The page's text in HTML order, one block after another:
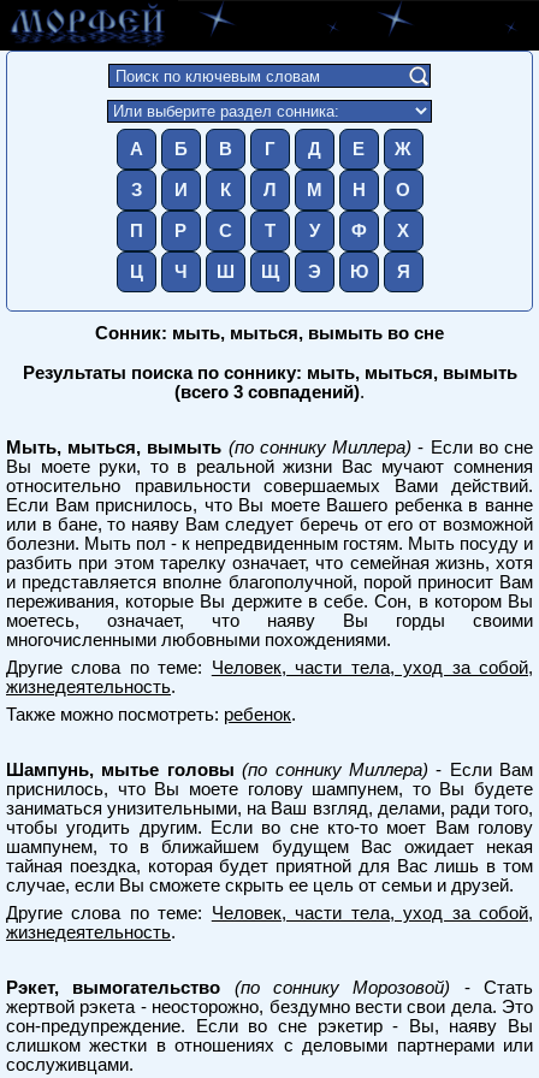
А Б В Г Д Е Ж
З И К Л М Н О
П Р С Т У Ф Х
Ц Ч Ш Щ Э Ю Я
Сонник: мыть, мыться, вымыть во сне
Результаты поиска по соннику: мыть, мыться, вымыть
(всего 3 совпадений).
Мыть, мыться, вымыть (по соннику Миллера) - Если во сне
Вы моете руки, то в реальной жизни Вас мучают сомнения
относительно правильности совершаемых Вами действий.
Если Вам приснилось, что Вы моете Вашего ребенка в ванне
или в бане, то наяву Вам следует беречь от его от возможной
болезни. Мыть пол - к непредвиденным гостям. Мыть посуду и
разбить при этом тарелку означает, что семейная жизнь, хотя
и представляется вполне благополучной, порой приносит Вам
переживания, которые Вы держите в себе. Сон, в котором Вы
моетесь, означает, что наяву Вы горды своими
многочисленными любовными похождениями.
Другие слова по теме: Человек, части тела, уход за собой,
жизнедеятельность.
Также можно посмотреть: ребенок.
Шампунь, мытье головы (по соннику Миллера) - Если Вам
приснилось, что Вы моете голову шампунем, то Вы будете
заниматься унизительными, на Ваш взгляд, делами, ради того,
чтобы угодить другим. Если во сне кто-то моет Вам голову
шампунем, то в ближайшем будущем Вас ожидает некая
тайная поездка, которая будет приятной для Вас лишь в том
случае, если Вы сможете скрыть ее цель от семьи и друзей.
Другие слова по теме: Человек, части тела, уход за собой,
жизнедеятельность.
Рэкет, вымогательство (по соннику Морозовой) - Стать
жертвой рэкета - неосторожно, бездумно вести свои дела. Это
сон-предупреждение. Если во сне рэкетир - Вы, наяву Вы
слишком жестки в отношениях с деловыми партнерами или
сослуживцами.